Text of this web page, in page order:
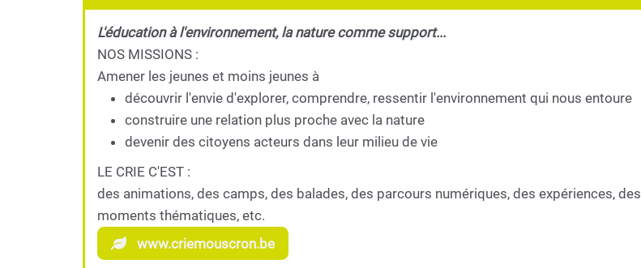
L'éducation à l'environnement, la nature comme support...
NOS MISSIONS :
Amener les jeunes et moins jeunes à
découvrir l'envie d'explorer, comprendre, ressentir l'environnement qui nous entoure
construire une relation plus proche avec la nature
devenir des citoyens acteurs dans leur milieu de vie
LE CRIE C'EST :
des animations, des camps, des balades, des parcours numériques, des expériences, des
moments thématiques, etc.
www.criemouscron.be